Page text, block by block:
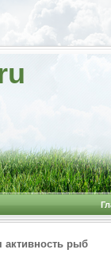
активность рыб